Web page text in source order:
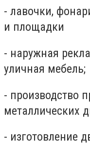
- лавочки,
и площадки
- наружная
уличная мебель;
- производство
металлических
- изготовление